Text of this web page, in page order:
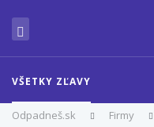
VŠETKY ZĽAVY
Odpadneš.sk Firmy